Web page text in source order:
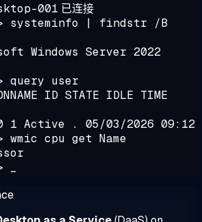
001 已连接
systeminfo | findstr /B
Windows Server 2022
query user
ID STATE IDLE TIME
1 Active . 05/03/2026 09:12
wmic cpu get Name
_